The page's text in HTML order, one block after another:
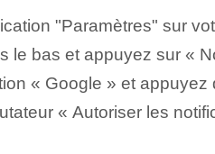
"Paramètres" sur
le bas et appuyez sur «
« Google » et appuyez
« Autoriser les